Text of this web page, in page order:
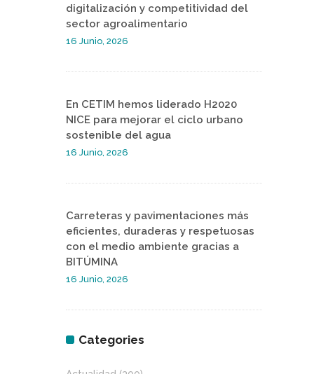
digitalización y competitividad del
sector agroalimentario
16 Junio, 2026
En CETIM hemos liderado H2020
NICE para mejorar el ciclo urbano
sostenible del agua
16 Junio, 2026
Carreteras y pavimentaciones más
eficientes, duraderas y respetuosas
con el medio ambiente gracias a
BITÚMINA
16 Junio, 2026
Categories